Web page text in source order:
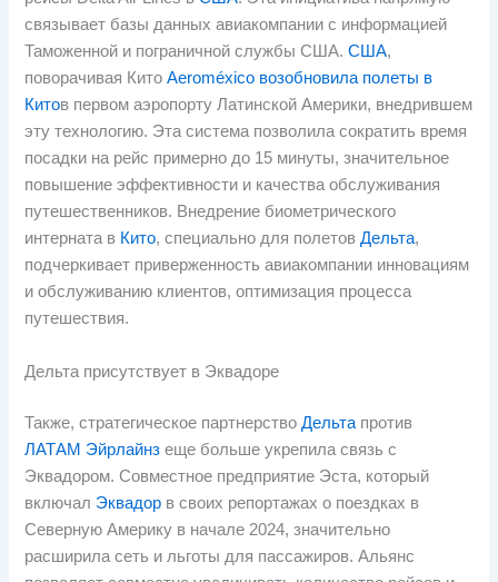
связывает базы данных авиакомпании с информацией
Таможенной и пограничной службы США.США,
поворачивая КитоAeroméxico возобновила полеты в
Китов первом аэропорту Латинской Америки, внедрившем
эту технологию. Эта система позволила сократить время
посадки на рейс примерно до 15 минуты, значительное
повышение эффективности и качества обслуживания
путешественников. Внедрение биометрического
интерната в Кито, специально для полетовДельта,
подчеркивает приверженность авиакомпании инновациям
и обслуживанию клиентов, оптимизация процесса
путешествия.
Дельта присутствует в Эквадоре
Также, стратегическое партнерствоДельта против
ЛАТАМ Эйрлайнз еще больше укрепила связь с
Эквадором. Совместное предприятие Эста, который
включал Эквадор в своих репортажах о поездках в
Северную Америку в начале 2024, значительно
расширила сеть и льготы для пассажиров. Альянс